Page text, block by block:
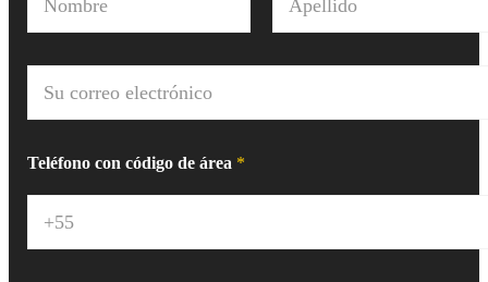
m
r
r
e
e
Teléfono con código de área *